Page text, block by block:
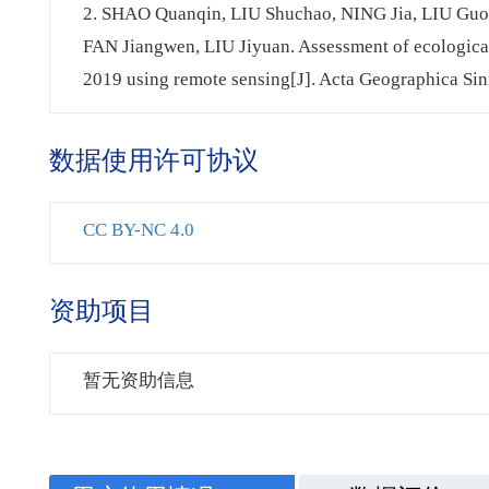
2. SHAO Quanqin, LIU Shuchao, NING Jia, LIU
FAN Jiangwen, LIU Jiyuan. Assessment of
2019 using remote sensing[J]. Acta Geographica
数据使用许可协议
CC BY-NC 4.0
资助项目
暂无资助信息